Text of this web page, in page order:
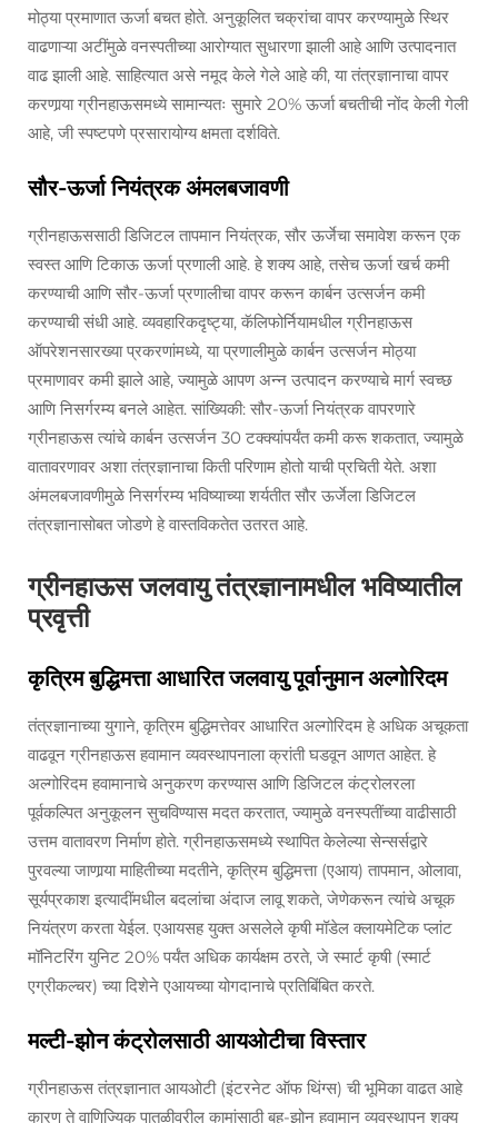
मोठ्या प्रमाणात ऊर्जा बचत होते. अनुकूलित चक्रांचा वापर करण्यामुळे स्थिर
वाढणाऱ्या अटींमुळे वनस्पतीच्या आरोग्यात सुधारणा झाली आहे आणि उत्पादनात
वाढ झाली आहे. साहित्यात असे नमूद केले गेले आहे की, या तंत्रज्ञानाचा वापर
करणार्‍या ग्रीनहाऊसमध्ये सामान्यतः सुमारे 20% ऊर्जा बचतीची नोंद केली गेली
आहे, जी स्पष्टपणे प्रसारायोग्य क्षमता दर्शविते.
सौर-ऊर्जा नियंत्रक अंमलबजावणी
ग्रीनहाऊससाठी डिजिटल तापमान नियंत्रक, सौर ऊर्जेचा समावेश करून एक
स्वस्त आणि टिकाऊ ऊर्जा प्रणाली आहे. हे शक्य आहे, तसेच ऊर्जा खर्च कमी
करण्याची आणि सौर-ऊर्जा प्रणालीचा वापर करून कार्बन उत्सर्जन कमी
करण्याची संधी आहे. व्यवहारिकदृष्ट्या, कॅलिफोर्नियामधील ग्रीनहाऊस
ऑपरेशनसारख्या प्रकरणांमध्ये, या प्रणालीमुळे कार्बन उत्सर्जन मोठ्या
प्रमाणावर कमी झाले आहे, ज्यामुळे आपण अन्न उत्पादन करण्याचे मार्ग स्वच्छ
आणि निसर्गरम्य बनले आहेत. सांख्यिकी: सौर-ऊर्जा नियंत्रक वापरणारे
ग्रीनहाऊस त्यांचे कार्बन उत्सर्जन 30 टक्क्यांपर्यंत कमी करू शकतात, ज्यामुळे
वातावरणावर अशा तंत्रज्ञानाचा किती परिणाम होतो याची प्रचिती येते. अशा
अंमलबजावणीमुळे निसर्गरम्य भविष्याच्या शर्यतीत सौर ऊर्जेला डिजिटल
तंत्रज्ञानासोबत जोडणे हे वास्तविकतेत उतरत आहे.
ग्रीनहाऊस जलवायु तंत्रज्ञानामधील भविष्यातील
प्रवृत्ती
कृत्रिम बुद्धिमत्ता आधारित जलवायु पूर्वानुमान अल्गोरिदम
तंत्रज्ञानाच्या युगाने, कृत्रिम बुद्धिमत्तेवर आधारित अल्गोरिदम हे अधिक अचूकता
वाढवून ग्रीनहाऊस हवामान व्यवस्थापनाला क्रांती घडवून आणत आहेत. हे
अल्गोरिदम हवामानाचे अनुकरण करण्यास आणि डिजिटल कंट्रोलरला
पूर्वकल्पित अनुकूलन सुचविण्यास मदत करतात, ज्यामुळे वनस्पतींच्या वाढीसाठी
उत्तम वातावरण निर्माण होते. ग्रीनहाऊसमध्ये स्थापित केलेल्या सेन्सर्सद्वारे
पुरवल्या जाणार्‍या माहितीच्या मदतीने, कृत्रिम बुद्धिमत्ता (एआय) तापमान, ओलावा,
सूर्यप्रकाश इत्यादींमधील बदलांचा अंदाज लावू शकते, जेणेकरून त्यांचे अचूक
नियंत्रण करता येईल. एआयसह युक्त असलेले कृषी मॉडेल क्लायमेटिक प्लांट
मॉनिटरिंग युनिट 20% पर्यंत अधिक कार्यक्षम ठरते, जे स्मार्ट कृषी (स्मार्ट
एग्रीकल्चर) च्या दिशेने एआयच्या योगदानाचे प्रतिबिंबित करते.
मल्टी-झोन कंट्रोलसाठी आयओटीचा विस्तार
ग्रीनहाऊस तंत्रज्ञानात आयओटी (इंटरनेट ऑफ थिंग्स) ची भूमिका वाढत आहे
कारण ते वाणिज्यिक पातळीवरील कामांसाठी बहु-झोन हवामान व्यवस्थापन शक्य